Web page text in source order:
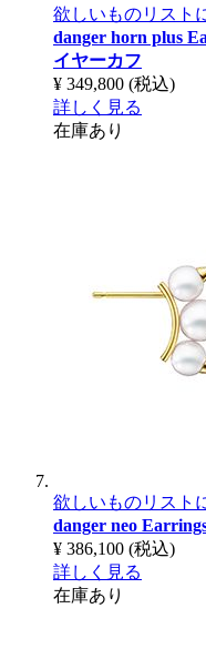
欲しいものリスト
danger horn plus
イヤーカフ
¥ 349,800 (税込)
詳しく見る
在庫あり
欲しいものリスト
danger neo
¥ 386,100 (税込)
詳しく見る
在庫あり